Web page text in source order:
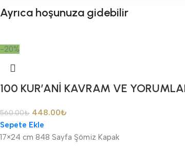
Ayrıca hoşunuza gidebilir
-20%
100 KUR’ANİ KAVRAM VE
560.00₺ 448.00₺
Sepete Ekle
17×24 cm 848 Sayfa Şömiz Kapak